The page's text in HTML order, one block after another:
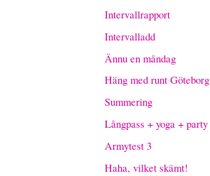
Intervallrapport
Intervalladd
Ännu en måndag
Häng med runt Göteborg
Summering
Långpass + yoga + party
Armytest 3
Haha, vilket skämt!